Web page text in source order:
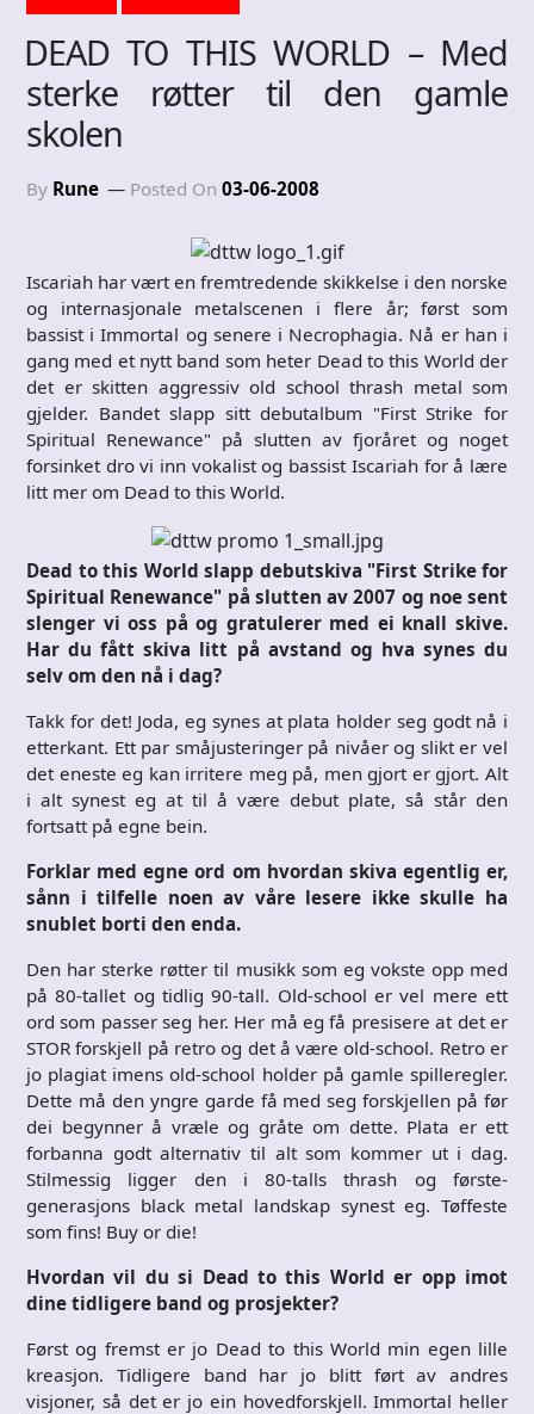
DEAD TO THIS WORLD – Med
sterke røtter til den gamle
skolen
By Rune Posted On 03-06-2008
Iscariah har vært en fremtredende skikkelse i den norske
og internasjonale metalscenen i flere år; først som
bassist i Immortal og senere i Necrophagia. Nå er han i
gang med et nytt band som heter Dead to this World der
det er skitten aggressiv old school thrash metal som
gjelder. Bandet slapp sitt debutalbum "First Strike for
Spiritual Renewance" på slutten av fjoråret og noget
forsinket dro vi inn vokalist og bassist Iscariah for å lære
litt mer om Dead to this World.
Dead to this World slapp debutskiva "First Strike for
Spiritual Renewance" på slutten av 2007 og noe sent
slenger vi oss på og gratulerer med ei knall skive.
Har du fått skiva litt på avstand og hva synes du
selv om den nå i dag?
Takk for det! Joda, eg synes at plata holder seg godt nå i
etterkant. Ett par småjusteringer på nivåer og slikt er vel
det eneste eg kan irritere meg på, men gjort er gjort. Alt
i alt synest eg at til å være debut plate, så står den
fortsatt på egne bein.
Forklar med egne ord om hvordan skiva egentlig er,
sånn i tilfelle noen av våre lesere ikke skulle ha
snublet borti den enda.
Den har sterke røtter til musikk som eg vokste opp med
på 80-tallet og tidlig 90-tall. Old-school er vel mere ett
ord som passer seg her. Her må eg få presisere at det er
STOR forskjell på retro og det å være old-school. Retro er
jo plagiat imens old-school holder på gamle spilleregler.
Dette må den yngre garde få med seg forskjellen på før
dei begynner å vræle og gråte om dette. Plata er ett
forbanna godt alternativ til alt som kommer ut i dag.
Stilmessig ligger den i 80-talls thrash og første-
generasjons black metal landskap synest eg. Tøffeste
som fins! Buy or die!
Hvordan vil du si Dead to this World er opp imot
dine tidligere band og prosjekter?
Først og fremst er jo Dead to this World min egen lille
kreasjon. Tidligere band har jo blitt ført av andres
visjoner, så det er jo ein hovedforskjell. Immortal heller